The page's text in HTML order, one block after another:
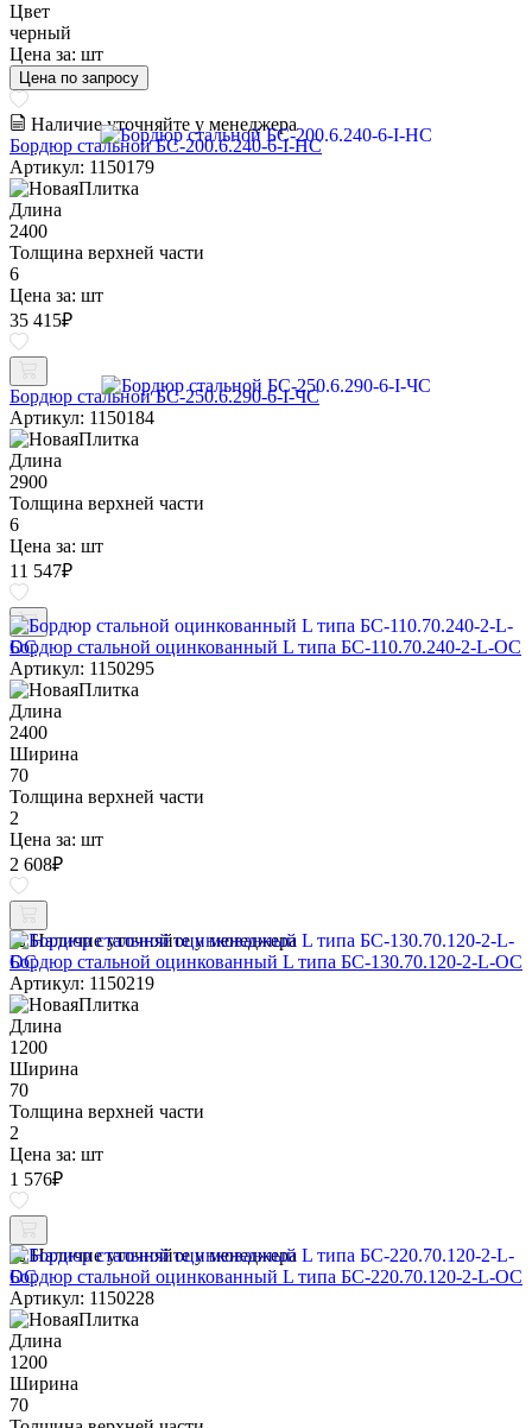
Цвет
черный
Цена за: шт
Цена по запросу
Наличие уточняйте у менеджера
Бордюр стальной БС-200.6.240-6-I-НС
Артикул: 1150179
Длина
2400
Толщина верхней части
6
Цена за: шт
35 415₽
Бордюр стальной БС-250.6.290-6-I-ЧС
Артикул: 1150184
Длина
2900
Толщина верхней части
6
Цена за: шт
11 547₽
Бордюр стальной оцинкованный L типа БС-110.70.240-2-L-ОС
Артикул: 1150295
Длина
2400
Ширина
70
Толщина верхней части
2
Цена за: шт
2 608₽
Наличие уточняйте у менеджера
Бордюр стальной оцинкованный L типа БС-130.70.120-2-L-ОС
Артикул: 1150219
Длина
1200
Ширина
70
Толщина верхней части
2
Цена за: шт
1 576₽
Наличие уточняйте у менеджера
Бордюр стальной оцинкованный L типа БС-220.70.120-2-L-ОС
Артикул: 1150228
Длина
1200
Ширина
70